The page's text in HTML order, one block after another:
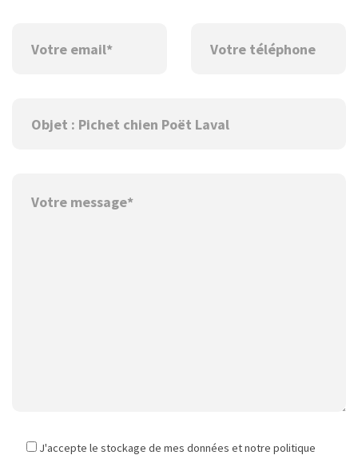
J'accepte le stockage de mes données et notre politique